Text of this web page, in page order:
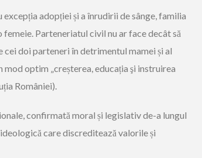
adopției și a înrudirii de sânge, familia
Parteneriatul civil nu ar face decât să
cei doi parteneri în detrimentul mamei și al
optim „creșterea, educația şi instruirea
României).
confirmată moral și legislativ de-a lungul
care discreditează valorile și